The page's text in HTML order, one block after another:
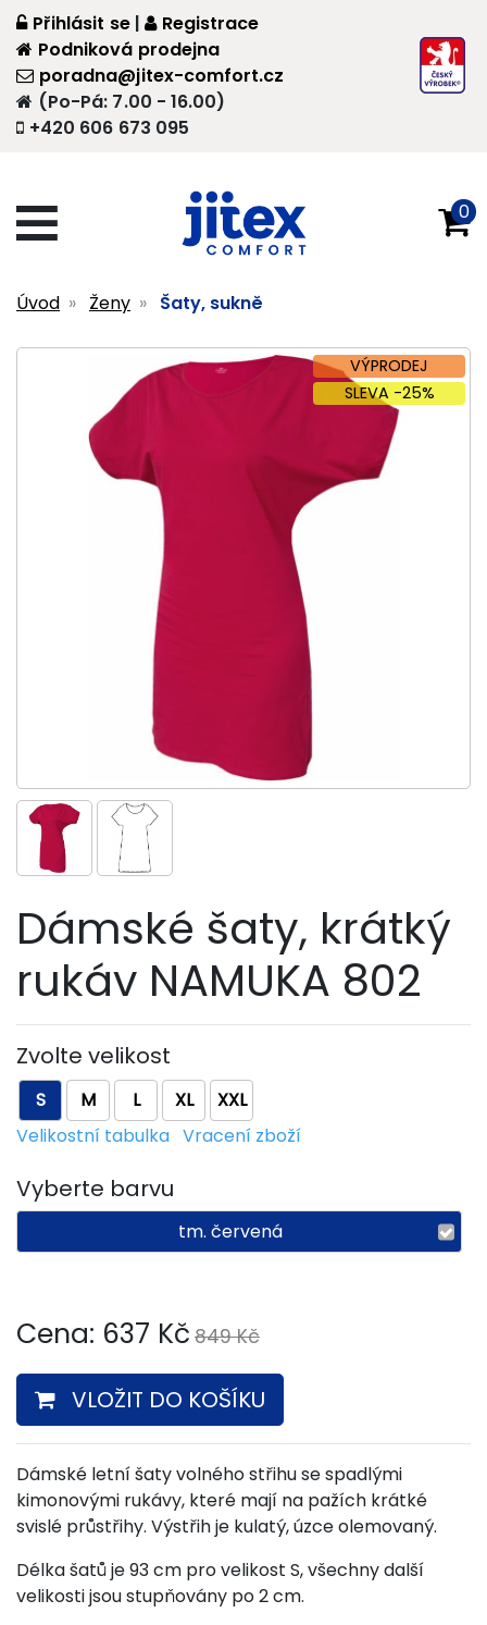
+420 606 673 095
(Po-Pá: 7.00 - 16.00)
poradna@jitex-comfort.cz
Přihlásit se |
Registrace
Podniková prodejna
0
Úvod Ženy Šaty, sukně
VÝPRODEJ
SLEVA -25%
Dámské šaty, krátký
rukáv NAMUKA 802
Zvolte velikost
S M L XL
XXL
Velikostní tabulka Vracení zboží
Vyberte barvu
tm. červená
Cena: 637 Kč 849 Kč
VLOŽIT DO KOŠÍKU
Dámské letní šaty volného střihu se spadlými
kimonovými rukávy, které mají na pažích krátké
svislé průstřihy. Výstřih je kulatý, úzce olemovaný.
Délka šatů je 93 cm pro velikost S, všechny další
velikosti jsou stupňovány po 2 cm.